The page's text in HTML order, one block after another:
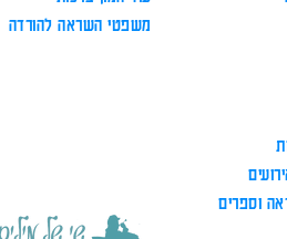
משפטי השראה להורדה
וספרים